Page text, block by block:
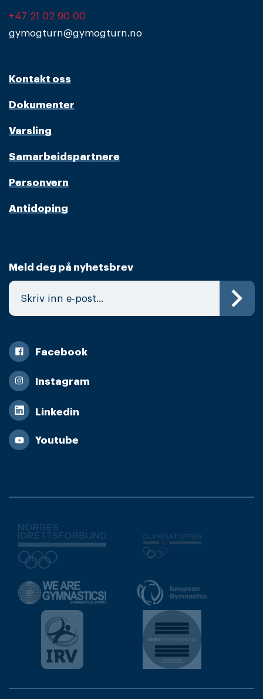
+47 21 02 90 00
gymogturn@gymogturn.no
Kontakt oss
Dokumenter
Varsling
Samarbeidspartnere
Personvern
Antidoping
Meld deg på nyhetsbrev
Facebook
Instagram
Linkedin
Youtube